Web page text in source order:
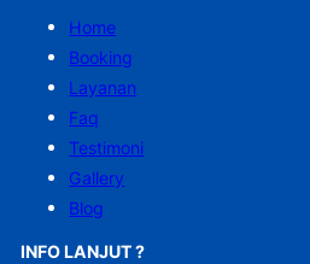
Home
Booking
Layanan
Faq
Testimoni
Gallery
Blog
INFO LANJUT ?